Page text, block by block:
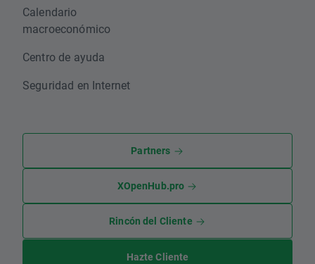
Calendario
macroeconómico
Centro de ayuda
Seguridad en Internet
Partners
XOpenHub.pro
Rincón del Cliente
Hazte Cliente